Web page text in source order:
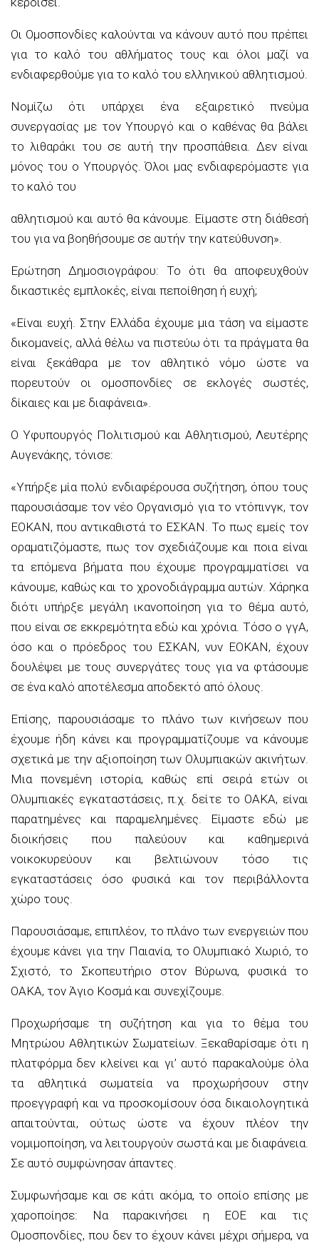
Οι Ομοσπονδίες καλούνται να κάνουν αυτό που πρέπει
για το καλό του αθλήματος τους και όλοι μαζί να
ενδιαφερθούμε για το καλό του ελληνικού αθλητισμού.
Νομίζω ότι υπάρχει ένα εξαιρετικό πνεύμα
συνεργασίας με τον Υπουργό και ο καθένας θα βάλει
το λιθαράκι του σε αυτή την προσπάθεια. Δεν είναι
μόνος του ο Υπουργός. Όλοι μας ενδιαφερόμαστε για
το καλό του
αθλητισμού και αυτό θα κάνουμε. Είμαστε στη διάθεσή
του για να βοηθήσουμε σε αυτήν την κατεύθυνση».
Ερώτηση Δημοσιογράφου: Το ότι θα αποφευχθούν
δικαστικές εμπλοκές, είναι πεποίθηση ή ευχή;
«Είναι ευχή. Στην Ελλάδα έχουμε μια τάση να είμαστε
δικομανείς, αλλά θέλω να πιστεύω ότι τα πράγματα θα
είναι ξεκάθαρα με τον αθλητικό νόμο ώστε να
πορευτούν οι ομοσπονδίες σε εκλογές σωστές,
δίκαιες και με διαφάνεια».
Ο Υφυπουργός Πολιτισμού και Αθλητισμού, Λευτέρης
Αυγενάκης, τόνισε:
«Υπήρξε μία πολύ ενδιαφέρουσα συζήτηση, όπου τους
παρουσιάσαμε τον νέο Οργανισμό για το ντόπινγκ, τον
ΕΟΚΑΝ, που αντικαθιστά το ΕΣΚΑΝ. Το πως εμείς τον
οραματιζόμαστε, πως τον σχεδιάζουμε και ποια είναι
τα επόμενα βήματα που έχουμε προγραμματίσει να
κάνουμε, καθώς και το χρονοδιάγραμμα αυτών. Χάρηκα
διότι υπήρξε μεγάλη ικανοποίηση για το θέμα αυτό,
που είναι σε εκκρεμότητα εδώ και χρόνια. Τόσο ο γγΑ,
όσο και ο πρόεδρος του ΕΣΚΑΝ, νυν ΕΟΚΑΝ, έχουν
δουλέψει με τους συνεργάτες τους για να φτάσουμε
σε ένα καλό αποτέλεσμα αποδεκτό από όλους.
Επίσης, παρουσιάσαμε το πλάνο των κινήσεων που
έχουμε ήδη κάνει και προγραμματίζουμε να κάνουμε
σχετικά με την αξιοποίηση των Ολυμπιακών ακινήτων.
Μια πονεμένη ιστορία, καθώς επί σειρά ετών οι
Ολυμπιακές εγκαταστάσεις, π.χ. δείτε το ΟΑΚΑ, είναι
παρατημένες και παραμελημένες. Είμαστε εδώ με
διοικήσεις που παλεύουν και καθημερινά
νοικοκυρεύουν και βελτιώνουν τόσο τις
εγκαταστάσεις όσο φυσικά και τον περιβάλλοντα
χώρο τους.
Παρουσιάσαμε, επιπλέον, το πλάνο των ενεργειών που
έχουμε κάνει για την Παιανία, το Ολυμπιακό Χωριό, το
Σχιστό, το Σκοπευτήριο στον Βύρωνα, φυσικά το
ΟΑΚΑ, τον Άγιο Κοσμά και συνεχίζουμε.
Προχωρήσαμε τη συζήτηση και για το θέμα του
Μητρώου Αθλητικών Σωματείων. Ξεκαθαρίσαμε ότι η
πλατφόρμα δεν κλείνει και γι’ αυτό παρακαλούμε όλα
τα αθλητικά σωματεία να προχωρήσουν στην
προεγγραφή και να προσκομίσουν όσα δικαιολογητικά
απαιτούνται, ούτως ώστε να έχουν πλέον την
νομιμοποίηση, να λειτουργούν σωστά και με διαφάνεια.
Σε αυτό συμφώνησαν άπαντες.
Συμφωνήσαμε και σε κάτι ακόμα, το οποίο επίσης με
χαροποίησε: Να παρακινήσει η ΕΟΕ και τις
Ομοσπονδίες, που δεν το έχουν κάνει μέχρι σήμερα, να